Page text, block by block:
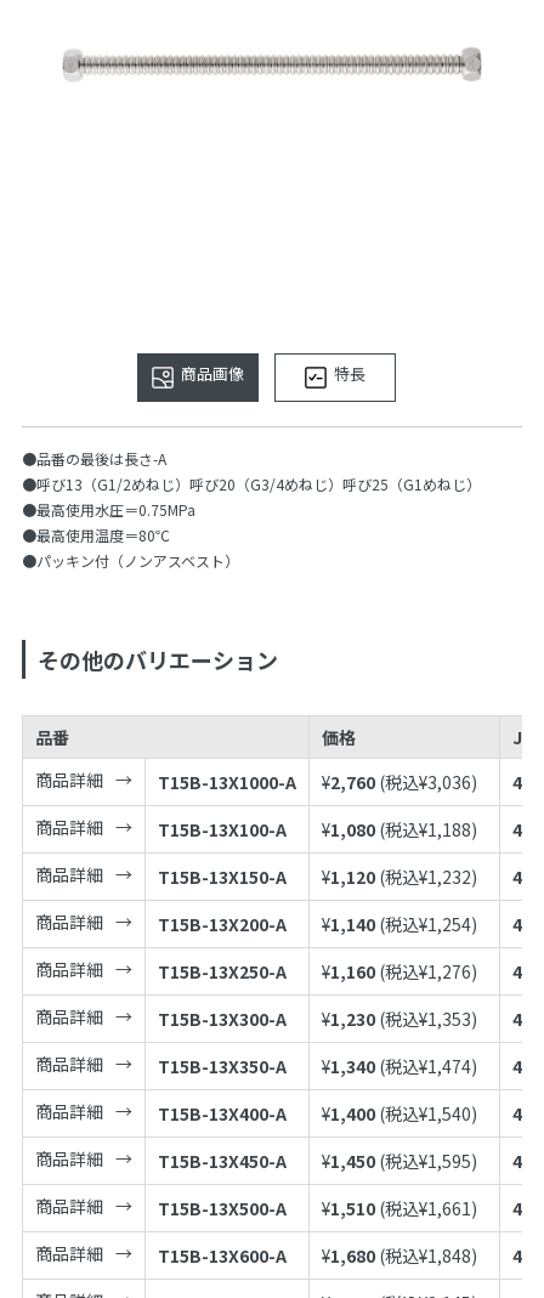
商品画像 特長
●品番の最後は長さ-A
●呼び13（G1/2めねじ）呼び20（G3/4めねじ）呼び25（G1めねじ）
●最高使用水圧＝0.75MPa
●最高使用温度＝80℃
●パッキン付（ノンアスベスト）
その他のバリエーション
品番 価格
商品詳細
T15B-13X1000-A ¥2,760 (税込¥3,036)
商品詳細
T15B-13X100-A ¥1,080 (税込¥1,188)
商品詳細
T15B-13X150-A ¥1,120 (税込¥1,232)
商品詳細
T15B-13X200-A ¥1,140 (税込¥1,254)
商品詳細
T15B-13X250-A ¥1,160 (税込¥1,276)
商品詳細
T15B-13X300-A ¥1,230 (税込¥1,353)
商品詳細
T15B-13X350-A ¥1,340 (税込¥1,474)
商品詳細
T15B-13X400-A ¥1,400 (税込¥1,540)
商品詳細
T15B-13X450-A ¥1,450 (税込¥1,595)
商品詳細
T15B-13X500-A ¥1,510 (税込¥1,661)
商品詳細
T15B-13X600-A ¥1,680 (税込¥1,848)